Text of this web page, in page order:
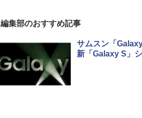
編集部のおすすめ記事
サムスン「
新「Galaxy S」